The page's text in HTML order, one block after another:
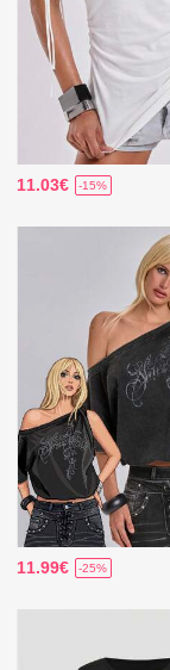
11.03€ -15%
11.99€ -25%